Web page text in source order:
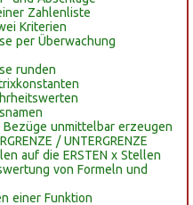
Zahlenliste
Kriterien
per Überwachung
runden
Bezüge unmittelbar erzeugen
/ UNTERGRENZE
auf die ERSTEN x Stellen
von Formeln und
einer Funktion